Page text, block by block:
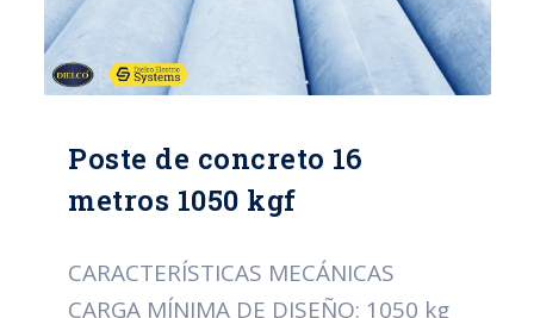
Poste de concreto 16
metros 1050 kgf
CARACTERÍSTICAS MECÁNICAS
CARGA MÍNIMA DE DISEÑO: 1050 kg